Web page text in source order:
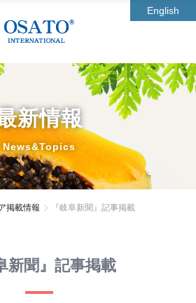
English
新情報
News&Topics
掲載情報 『岐阜新聞』記事掲載
新聞』記事掲載